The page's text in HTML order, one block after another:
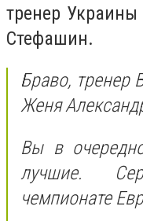
тренер
Стефашин.
Браво, тренер
Женя
Вы в
лучшие.
чемпионате